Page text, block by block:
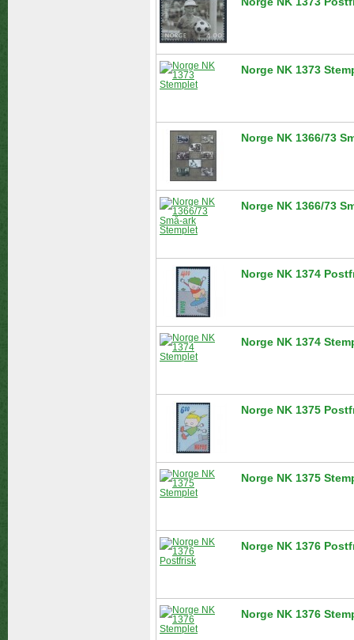
Norge NK 1373
Norge NK 1366/73
Norge NK 1366/73
Norge NK 1374
Norge NK 1374
Norge NK 1375
Norge NK 1375
Norge NK 1376
Norge NK 1376